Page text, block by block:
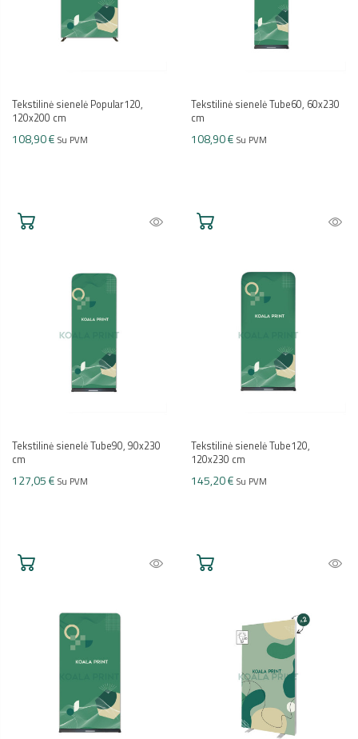
Tekstilinė sienelė Popular120,
120x200 cm
108,90 € Su PVM
Tekstilinė sienelė Tube60, 60x230
cm
108,90 € Su PVM
Tekstilinė sienelė Tube90, 90x230
cm
127,05 € Su PVM
Tekstilinė sienelė Tube120,
120x230 cm
145,20 € Su PVM